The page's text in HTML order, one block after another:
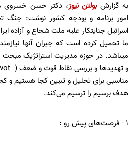
به گزارشبولتن نیوز، دکتر حسن خسروی
امور برنامه و بودجه کشور نوشت: جنگ
اسرائیل جنایتکار علیه ملت شجاع و آزاده
ما تحمیل کرده است که جبران آنها
میباشد. در حوزه مدیریت استراتژیک
مناسبی برای تحلیل و تبیین کجا هستیم و
هدف برسیم را ترسیم می‌کند.
1 - فرصت‌های پیش رو :